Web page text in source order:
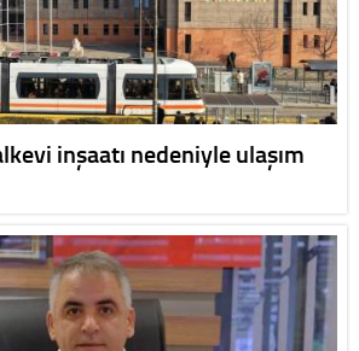
inşaatı nedeniyle ulaşım